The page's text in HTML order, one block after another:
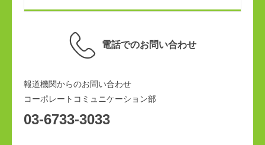
電話でのお問い合わせ
報道機関からのお問い合わせ
コーポレートコミュニケーション部
03-6733-3033